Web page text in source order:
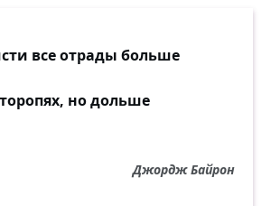
все отрады больше
но дольше
Джордж Байрон